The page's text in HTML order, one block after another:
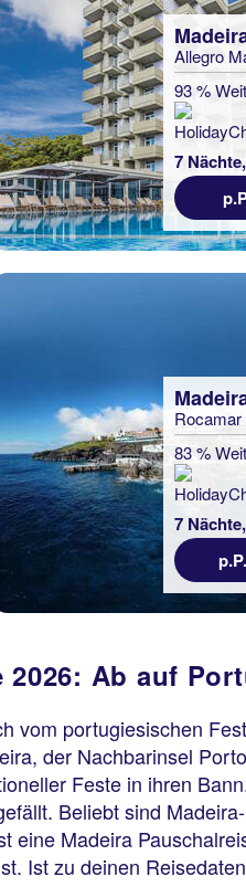
Allegro
93 %
7
Rocamar
83 %
7
Ab auf
vom portugiesischen
der Nachbarinsel
Feste in ihren
Beliebt sind
eine Madeira
Ist zu deinen